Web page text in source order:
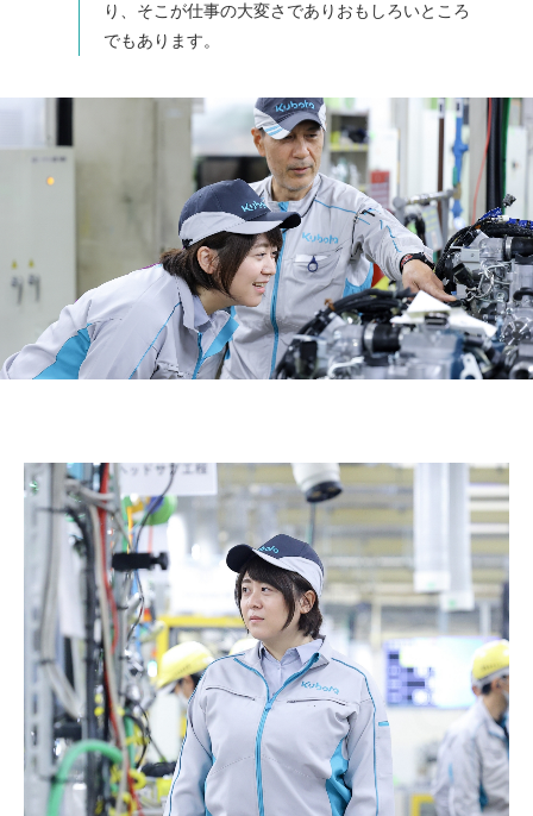
り、そこが仕事の大変さでありおもしろいところ
でもあります。